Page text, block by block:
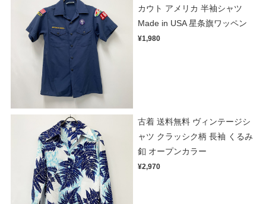
カウト アメリカ 半袖シャツ
Made in USA 星条旗ワッペン
¥1,980
古着 送料無料 ヴィンテージシ
ャツ クラッシク柄 長袖 くるみ
釦 オープンカラー
¥2,970